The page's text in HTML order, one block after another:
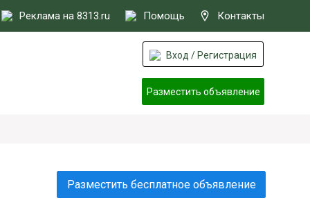
Реклама на 8313.ru Помощь Контакты
Вход / Регистрация
Разместить объявление
Разместить бесплатное объявление